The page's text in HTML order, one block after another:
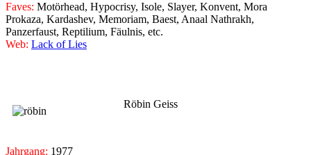
Faves: Motörhead, Hypocrisy, Isole, Slayer, Konvent, Mora
Prokaza, Kardashev, Memoriam, Baest, Anaal Nathrakh,
Panzerfaust, Reptilium, Fäulnis, etc.
Web: Lack of Lies
Röbin Geiss
Jahrgang: 1977